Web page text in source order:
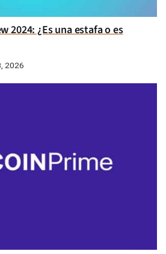
2024: ¿Es una estafa o es
2026